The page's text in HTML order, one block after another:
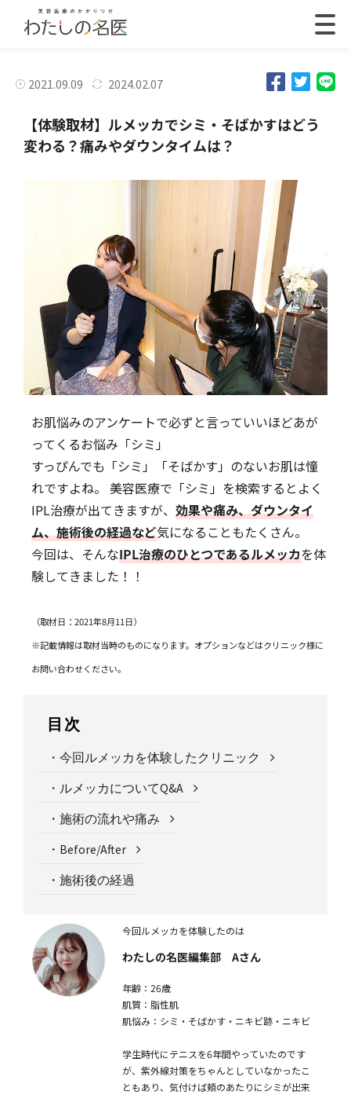
2021.09.09 2024.02.07
【体験取材】ルメッカでシミ・そばかすはどう
変わる？痛みやダウンタイムは？
お肌悩みのアンケートで必ずと言っていいほどあが
ってくるお悩み「シミ」
すっぴんでも「シミ」「そばかす」のないお肌は憧
れですよね。 美容医療で「シミ」を検索するとよく
IPL治療が出てきますが、 効果や痛み、ダウンタイ
ム、施術後の経過など気になることもたくさん。
今回は、そんなIPL治療のひとつであるルメッカを体
験してきました！！
（取材日：2021年8月11日）
※記載情報は取材当時のものになります。オプションなどはクリニック様に
お問い合わせください。
目次
・今回ルメッカを体験したクリニック
・ルメッカについてQ&A
・施術の流れや痛み
・Before/After
・施術後の経過
今回ルメッカを体験したのは
わたしの名医編集部 Aさん
年齢：26歳
肌質：脂性肌
肌悩み：シミ・そばかす・ニキビ跡・ニキビ
学生時代にテニスを6年間やっていたのです
が、紫外線対策をちゃんとしていなかったこ
ともあり、気付けば頬のあたりにシミが出来